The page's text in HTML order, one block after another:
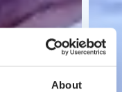
About